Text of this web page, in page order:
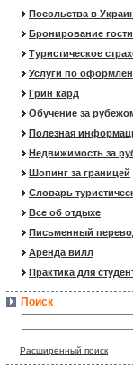
Посольства в
Бронирование
Туристическое
Услуги по
Грин кард
Обучение за
Полезная
Недвижимость за
Шопинг за границей
Словарь
Все об отдыхе
Письменный
Аренда вилл
Практика для
Поиск
Расширенный поиск